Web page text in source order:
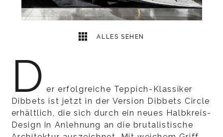
ALLES SEHEN
D er erfolgreiche Teppich-Klassiker
Dibbets ist jetzt in der Version Dibbets Circle
erhältlich, die sich durch ein neues Halbkreis-
Design in Anlehnung an die brutalistische